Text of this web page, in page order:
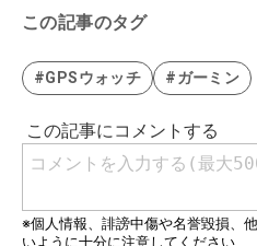
この記事のタグ
#GPSウォッチ #ガーミン